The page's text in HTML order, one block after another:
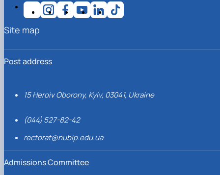
Post address
15 Heroiv Oborony, Kyiv, 03041, Ukraine
(044) 527-82-42
rectorat@nubip.edu.ua
Admissions Committee
Site map